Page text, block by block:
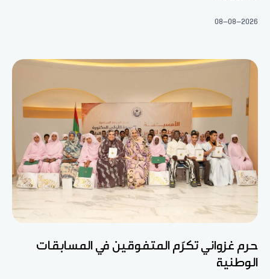
08-08-2026
حرم غزواني تكرّم المتفوقين في المسابقات
الوطنية